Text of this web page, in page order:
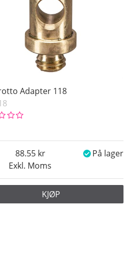
Adapter 118
Exkl. Moms
88.55 På lager
KJØP